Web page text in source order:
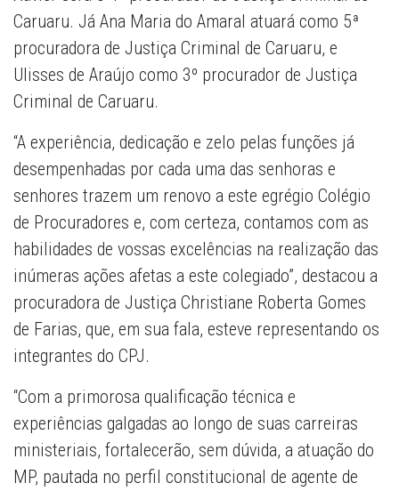
Caruaru. Já Ana Maria do Amaral atuará como 5ª
procuradora de Justiça Criminal de Caruaru, e
Ulisses de Araújo como 3º procurador de Justiça
Criminal de Caruaru.
“A experiência, dedicação e zelo pelas funções já
desempenhadas por cada uma das senhoras e
senhores trazem um renovo a este egrégio Colégio
de Procuradores e, com certeza, contamos com as
habilidades de vossas excelências na realização das
inúmeras ações afetas a este colegiado”, destacou a
procuradora de Justiça Christiane Roberta Gomes
de Farias, que, em sua fala, esteve representando os
integrantes do CPJ.
“Com a primorosa qualificação técnica e
experiências galgadas ao longo de suas carreiras
ministeriais, fortalecerão, sem dúvida, a atuação do
MP, pautada no perfil constitucional de agente de